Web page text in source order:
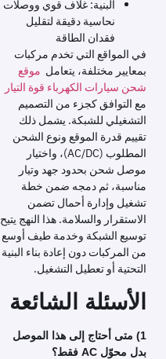
البنية: غلاف قوي ووصلات
نحاسية دقيقة لتقليل
فقدان الطاقة
في المواقع التي تخدم مركبات
بمعايير مختلفة، يتعامل موقع
شحن سيارات الكهرباء قوة التيار
مع التوافق كجزء من التصميم
التشغيلي للشبكة. يشمل ذلك
تقييم قدرة الموقع ونوع الشحن
المطلوب (AC/DC)، واختيار
موصل شحن بحدود جهد وتيار
مناسبة، ثم دمجه ضمن خطة
تشغيل وإدارة أحمال تضمن
الاستقرار والسلامة. هذا النهج يتيح
توسيع الشبكة وخدمة طيف أوسع
من المركبات دون إعادة بناء البنية
التحتية أو تعطيل التشغيل.
الأسئلة الشائعة
1) متى أحتاج إلى هذا الموصل
بدل محوّل AC فقط؟